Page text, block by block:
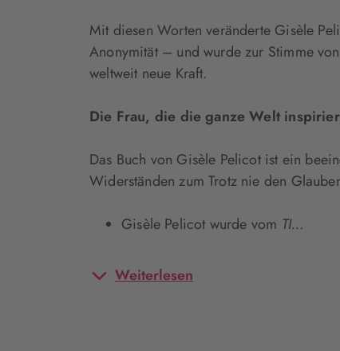
Mit diesen Worten veränderte Gisèle
Anonymität – und wurde zur Stimme
weltweit neue Kraft.
Die Frau, die die ganze Welt
Das Buch von Gisèle Pelicot ist ein
Widerständen zum Trotz nie den
Gisèle Pelicot wurde vom TI…
Weiterlesen